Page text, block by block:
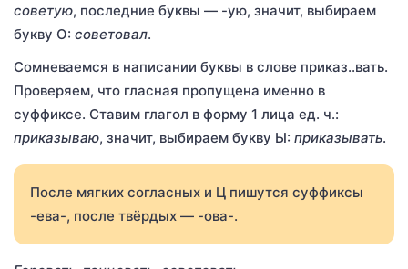
советую, последние буквы — -ую, значит, выбираем
букву О: советовал.
Сомневаемся в написании буквы в слове приказ..вать.
Проверяем, что гласная пропущена именно в
суффиксе. Ставим глагол в форму 1 лица ед. ч.:
приказываю, значит, выбираем букву Ы: приказывать.
После мягких согласных и Ц пишутся суффиксы
-ева-, после твёрдых — -ова-.